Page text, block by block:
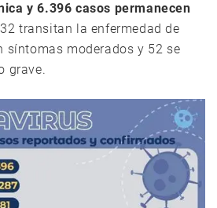
y 6.396 casos permanecen
transitan la enfermedad de
síntomas moderados y 52 se
grave.